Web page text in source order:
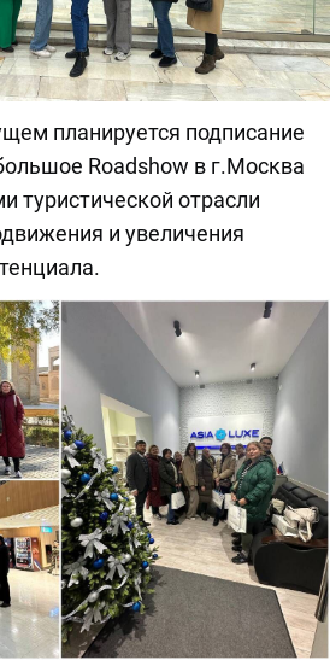
планируется подписание
Roadshow в г.Москва
туристической отрасли
и увеличения